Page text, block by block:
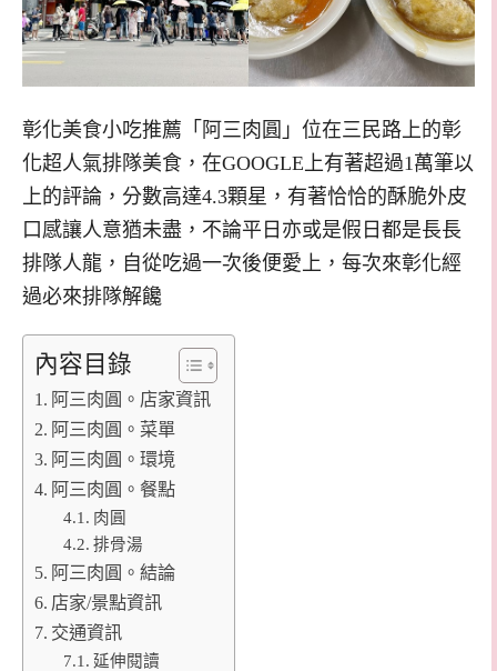
彰化美食小吃推薦「阿三肉圓」位在三民路上的彰
化超人氣排隊美食，在GOOGLE上有著超過1萬筆以
上的評論，分數高達4.3顆星，有著恰恰的酥脆外皮
口感讓人意猶未盡，不論平日亦或是假日都是長長
排隊人龍，自從吃過一次後便愛上，每次來彰化經
過必來排隊解饞
內容目錄
阿三肉圓。店家資訊
阿三肉圓。菜單
阿三肉圓。環境
阿三肉圓。餐點
肉圓
排骨湯
阿三肉圓。結論
店家/景點資訊
交通資訊
延伸閱讀